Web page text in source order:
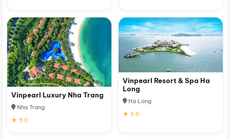
Vinpearl Luxury Nha Trang
Nha Trang
★ 5.0
Vinpearl Resort & Spa Ha
Long
Hạ Long
★ 5.0